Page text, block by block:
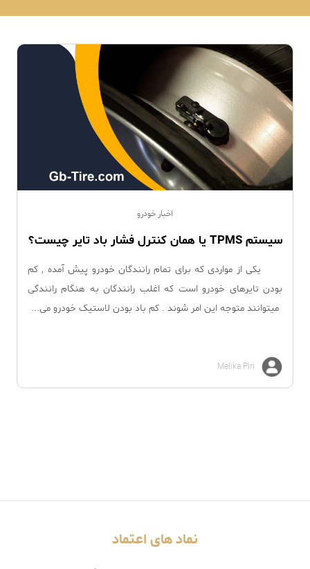
اخبار خودرو
سیستم TPMS یا همان کنترل فشار باد تایر چیست؟
یکی از مواردی که برای تمام رانندگان خودرو پیش آمده , کم
بودن تایرهای خودرو است که اغلب رانندگان به هنگام رانندگی
میتوانند متوجه این امر شوند . کم باد بودن لاستیک خودرو می...
Melika Piri
نماد های اعتماد